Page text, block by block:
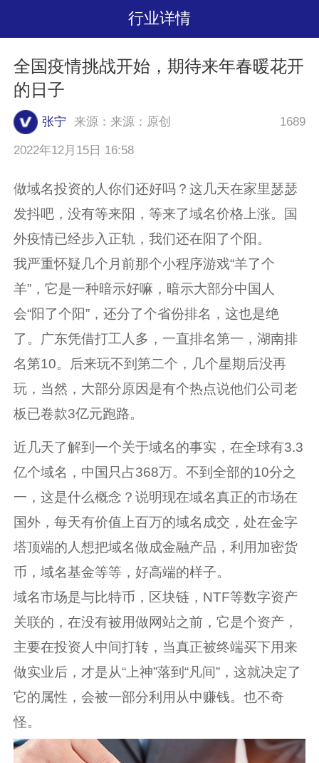
行业详情
全国疫情挑战开始，期待来年春暖花开
的日子
张宁 来源：来源：原创 1689
2022年12月15日 16:58
做域名投资的人你们还好吗？这几天在家里瑟瑟
发抖吧，没有等来阳，等来了域名价格上涨。国
外疫情已经步入正轨，我们还在阳了个阳。
我严重怀疑几个月前那个小程序游戏“羊了个
羊”，它是一种暗示好嘛，暗示大部分中国人
会“阳了个阳”，还分了个省份排名，这也是绝
了。广东凭借打工人多，一直排名第一，湖南排
名第10。后来玩不到第二个，几个星期后没再
玩，当然，大部分原因是有个热点说他们公司老
板已卷款3亿元跑路。
近几天了解到一个关于域名的事实，在全球有3.3
亿个域名，中国只占368万。不到全部的10分之
一，这是什么概念？说明现在域名真正的市场在
国外，每天有价值上百万的域名成交，处在金字
塔顶端的人想把域名做成金融产品，利用加密货
币，域名基金等等，好高端的样子。
域名市场是与比特币，区块链，NTF等数字资产
关联的，在没有被用做网站之前，它是个资产，
主要在投资人中间打转，当真正被终端买下用来
做实业后，才是从“上神”落到“凡间”，这就决定了
它的属性，会被一部分利用从中赚钱。也不奇
怪。